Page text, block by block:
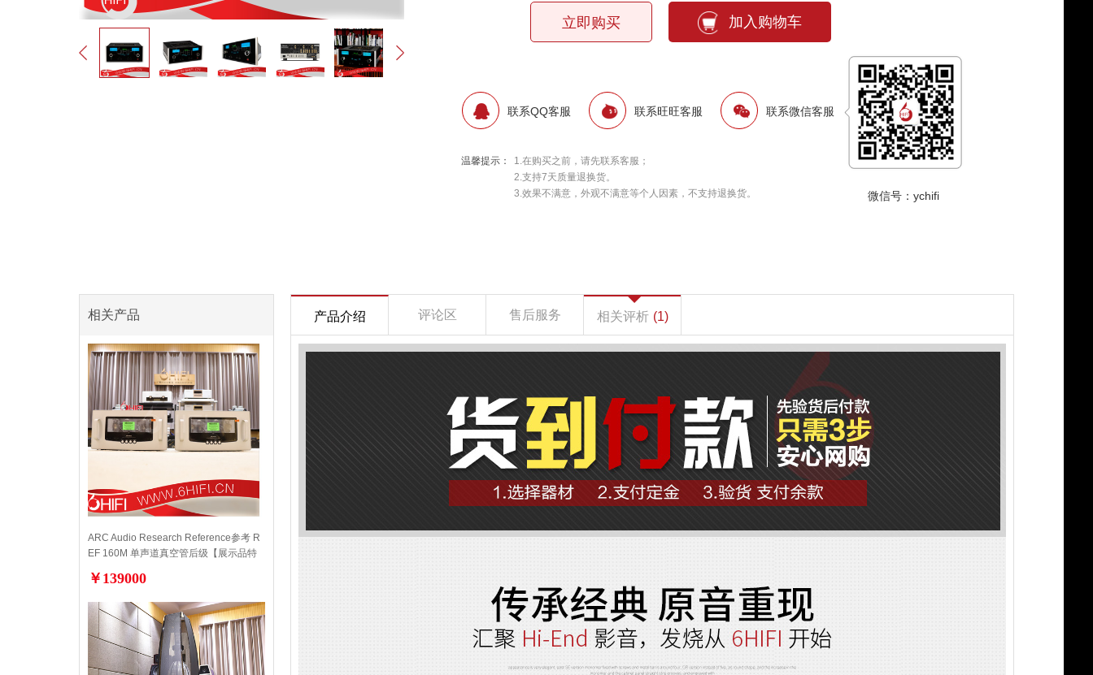
立即购买 加入购物车
联系QQ客服 联系旺旺客服 联系微信客服
微信号：ychifi
温馨提示：
1.在购买之前，请先联系客服；
2.支持7天质量退换货。
3.效果不满意，外观不满意等个人因素，不支持退换货。
相关产品
ARC Audio Research Reference参考 R
EF 160M 单声道真空管后级【展示品特
￥139000
产品介绍 评论区 售后服务 相关评析 (1)